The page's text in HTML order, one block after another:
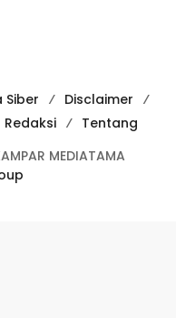
Siber
Disclaimer
Redaksi
Tentang
MEDIATAMA